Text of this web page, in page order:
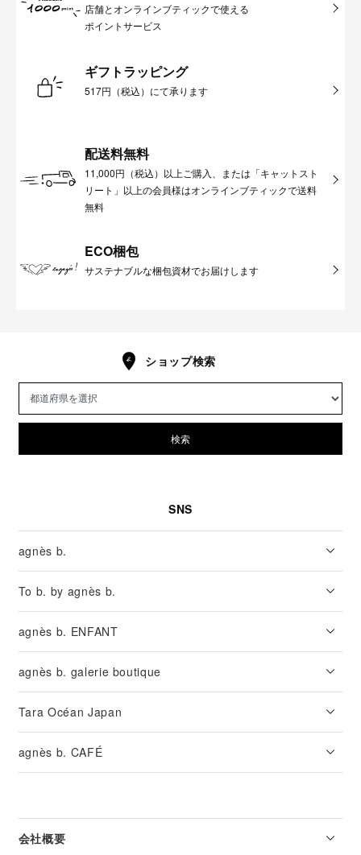
店舗とオンラインブティックで使える
ポイントサービス
ギフトラッピング
517円（税込）にて承ります
配送料無料
11,000円（税込）以上ご購入、または「キャットスト
リート」以上の会員様はオンラインブティックで送料
無料
ECO梱包
サステナブルな梱包資材でお届けします
ショップ検索
検索
SNS
agnès b.
To b. by agnès b.
agnès b. ENFANT
agnès b. galerie boutique
Tara Océan Japan
agnès b. CAFÉ
会社概要